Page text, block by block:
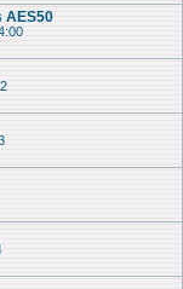
AES50